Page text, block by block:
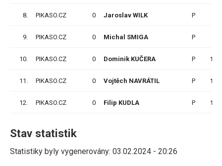
8. PIKASO.CZ 0 Jaroslav WILK P
9. PIKASO.CZ 0 Michal SMIGA P
10. PIKASO.CZ 0 Dominik KUČERA P 11
11. PIKASO.CZ 0 Vojtěch NAVRÁTIL P 11
12. PIKASO.CZ 0 Filip KUDLA P 11
Stav statistik
Statistiky byly vygenerovány: 03.02.2024 - 20:26